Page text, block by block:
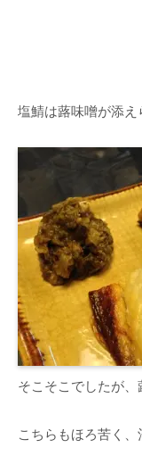
塩鯖は蕗味噌が添え
そこそこでしたが、
こちらもほろ苦く、